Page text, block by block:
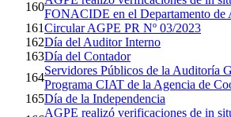
160
FONACIDE en el Departamento de
161Circular AGPE PR Nº 03/2023
162Día del Auditor Interno
163Día del Contador
164
Servidores Públicos de la Auditoría
Programa CIAT de la Agencia de
165Día de la Independencia
AGPE realizó verificaciones de in